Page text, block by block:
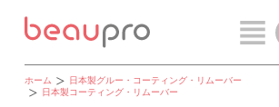
ホーム
日本製グルー・コーティング・リムーバー
日本製コーティング・リムーバー